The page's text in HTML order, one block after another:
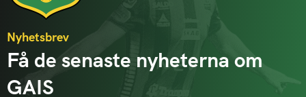
Nyhetsbrev
Få de senaste nyheterna om
GAIS